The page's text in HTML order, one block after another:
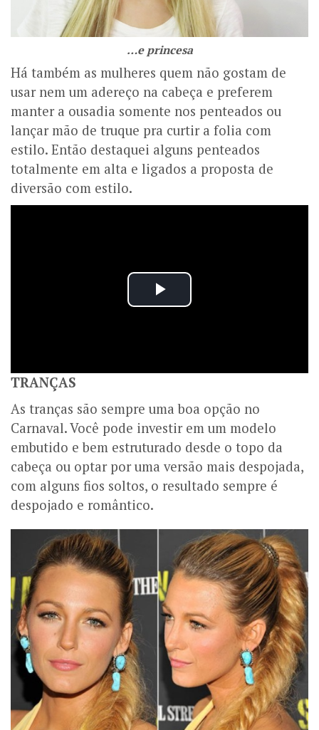
…e princesa
Há também as mulheres quem não gostam de
usar nem um adereço na cabeça e preferem
manter a ousadia somente nos penteados ou
lançar mão de truque pra curtir a folia com
estilo. Então destaquei alguns penteados
totalmente em alta e ligados a proposta de
diversão com estilo.
TRANÇAS
As tranças são sempre uma boa opção no
Carnaval. Você pode investir em um modelo
embutido e bem estruturado desde o topo da
cabeça ou optar por uma versão mais despojada,
com alguns fios soltos, o resultado sempre é
despojado e romântico.